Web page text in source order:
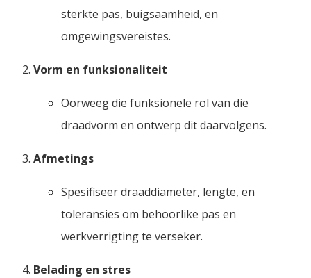
sterkte pas, buigsaamheid, en
omgewingsvereistes.
Vorm en funksionaliteit
Oorweeg die funksionele rol van die
draadvorm en ontwerp dit daarvolgens.
Afmetings
Spesifiseer draaddiameter, lengte, en
toleransies om behoorlike pas en
werkverrigting te verseker.
Belading en stres